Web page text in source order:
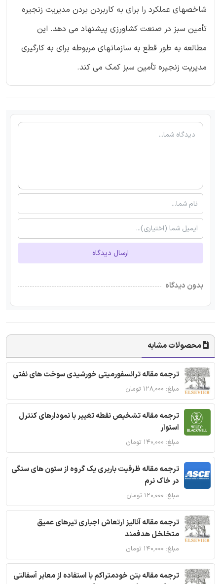
شاخصهای عملکرد را برای به کاربردن بردن مدیریت زنجیره
تأمین سبز در صنعت کشاورزی پیشنهاد می دهد. این
مطالعه به طور قطع به سازمانهای مربوطه برای به کارگیری
مدیریت زنجیره تأمین سبز کمک می کند.
ارسال دیدگاه
بدون دیدگاه
محصولات مشابه
ترجمه مقاله ترانسفورمیتی خورشیدی سوخت های نفتی
مبلغ: ۱۲۸,۰۰۰ تومان
ترجمه مقاله تشخیص نقطه تغییر با نمودارهای کنترل
استوار
مبلغ: ۱۴۰,۰۰۰ تومان
ترجمه مقاله ظرفیت باربری یک گروه از ستون های سنگی
در خاک نرم
مبلغ: ۱۲۰,۰۰۰ تومان
ترجمه مقاله آنالیز ارتعاش اجباری تیرهای عمیق
متخلخل هدفمند
مبلغ: ۱۴۰,۰۰۰ تومان
ترجمه مقاله بتن خودمتراکم با استفاده از معابر آسفالتی